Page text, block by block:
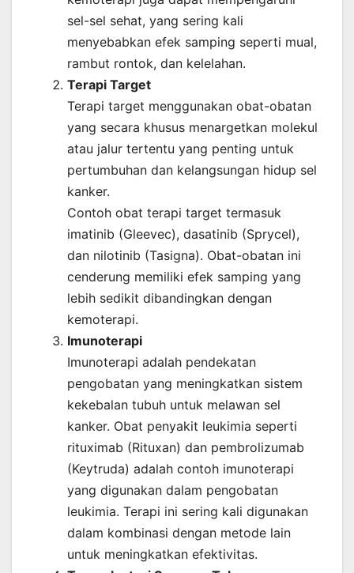
sel-sel sehat, yang sering kali
menyebabkan efek samping seperti mual,
rambut rontok, dan kelelahan.
Terapi Target
Terapi target menggunakan obat-obatan
yang secara khusus menargetkan molekul
atau jalur tertentu yang penting untuk
pertumbuhan dan kelangsungan hidup sel
kanker.
Contoh obat terapi target termasuk
imatinib (Gleevec), dasatinib (Sprycel),
dan nilotinib (Tasigna). Obat-obatan ini
cenderung memiliki efek samping yang
lebih sedikit dibandingkan dengan
kemoterapi.
Imunoterapi
Imunoterapi adalah pendekatan
pengobatan yang meningkatkan sistem
kekebalan tubuh untuk melawan sel
kanker. Obat penyakit leukimia seperti
rituximab (Rituxan) dan pembrolizumab
(Keytruda) adalah contoh imunoterapi
yang digunakan dalam pengobatan
leukimia. Terapi ini sering kali digunakan
dalam kombinasi dengan metode lain
untuk meningkatkan efektivitas.